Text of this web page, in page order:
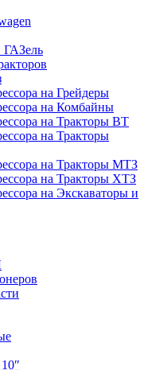
на Грейдеры
на Комбайны
на Тракторы ВТ
на Тракторы
на Тракторы МТЗ
на Тракторы ХТЗ
на Экскаваторы и